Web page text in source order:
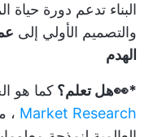
البناء تدعم دورة حياة
والتصميم الأولي إلى
الهدم
*👀هل تعلم؟ كما هو
Market Research ،